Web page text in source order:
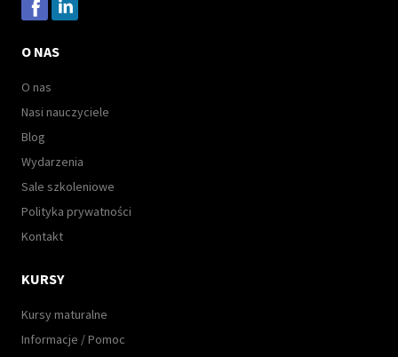
O NAS
O nas
Nasi nauczyciele
Blog
Wydarzenia
Sale szkoleniowe
Polityka prywatności
Kontakt
KURSY
Kursy maturalne
Informacje / Pomoc